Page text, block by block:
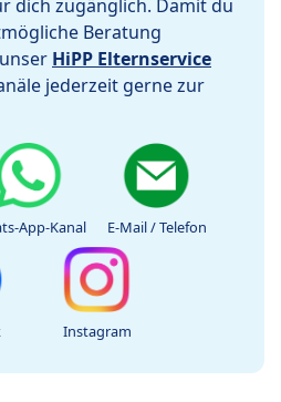
dich zugänglich. Damit du
Beratung
HiPP Elternservice
jederzeit gerne zur
App-Kanal E-Mail / Telefon
Instagram